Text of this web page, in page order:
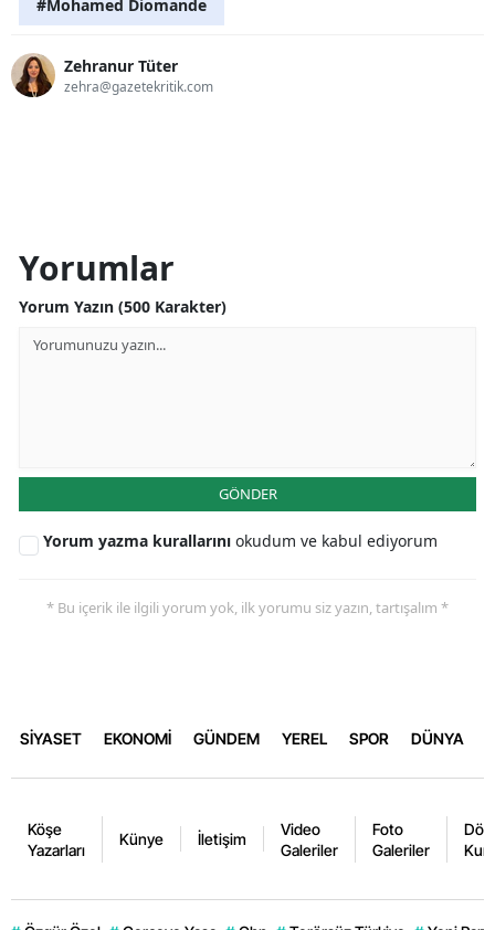
#Mohamed Diomande
Zehranur Tüter
zehra@gazetekritik.com
Yorumlar
Yorum Yazın (500 Karakter)
GÖNDER
Yorum yazma kurallarını okudum ve kabul ediyorum
* Bu içerik ile ilgili yorum yok, ilk yorumu siz yazın, tartışalım *
SİYASET EKONOMİ GÜNDEM YEREL SPOR DÜNYA
Köşe
Yazarları
Künye İletişim
Video
Galeriler
Foto
Galeriler